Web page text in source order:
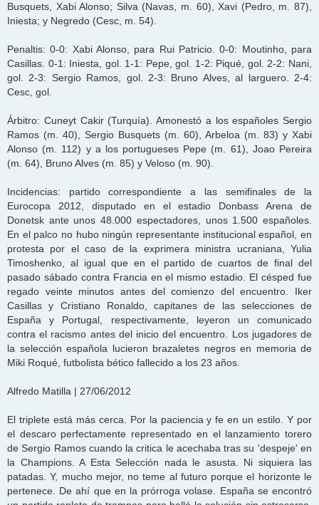
Busquets, Xabi Alonso; Silva (Navas, m. 60), Xavi (Pedro, m. 87),
Iniesta; y Negredo (Cesc, m. 54).
Penaltis: 0-0: Xabi Alonso, para Rui Patricio. 0-0: Moutinho, para
Casillas. 0-1: Iniesta, gol. 1-1: Pepe, gol. 1-2: Piqué, gol. 2-2: Nani,
gol. 2-3: Sergio Ramos, gol. 2-3: Bruno Alves, al larguero. 2-4:
Cesc, gol.
Árbitro: Cuneyt Cakir (Turquía). Amonestó a los españoles Sergio
Ramos (m. 40), Sergio Busquets (m. 60), Arbeloa (m. 83) y Xabi
Alonso (m. 112) y a los portugueses Pepe (m. 61), Joao Pereira
(m. 64), Bruno Alves (m. 85) y Veloso (m. 90).
Incidencias: partido correspondiente a las semifinales de la
Eurocopa 2012, disputado en el estadio Donbass Arena de
Donetsk ante unos 48.000 espectadores, unos 1.500 españoles.
En el palco no hubo ningún representante institucional español, en
protesta por el caso de la exprimera ministra ucraniana, Yulia
Timoshenko, al igual que en el partido de cuartos de final del
pasado sábado contra Francia en el mismo estadio. El césped fue
regado veinte minutos antes del comienzo del encuentro. Iker
Casillas y Cristiano Ronaldo, capitanes de las selecciones de
España y Portugal, respectivamente, leyeron un comunicado
contra el racismo antes del inicio del encuentro. Los jugadores de
la selección española lucieron brazaletes negros en memoria de
Miki Roqué, futbolista bético fallecido a los 23 años.
Alfredo Matilla | 27/06/2012
El triplete está más cerca. Por la paciencia y fe en un estilo. Y por
el descaro perfectamente representado en el lanzamiento torero
de Sergio Ramos cuando la critica le acechaba tras su 'despeje' en
la Champions. A Esta Selección nada le asusta. Ni siquiera las
patadas. Y, mucho mejor, no teme al futuro porque el horizonte le
pertenece. De ahí que en la prórroga volase. España se encontró